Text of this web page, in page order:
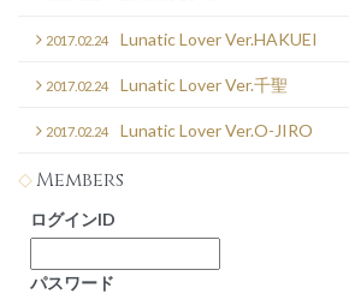
2017.02.24 Lunatic Lover Ver.HAKUEI
2017.02.24 Lunatic Lover Ver.千聖
2017.02.24 Lunatic Lover Ver.O-JIRO
Members
ログインID
パスワード